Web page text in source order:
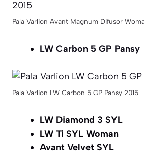
Pala Varlion Avant Magnum Difusor
LW Carbon 5 GP Pansy
Pala Varlion LW Carbon 5 GP Pansy 2015
LW Diamond 3 SYL
LW Ti SYL Woman
Avant Velvet SYL